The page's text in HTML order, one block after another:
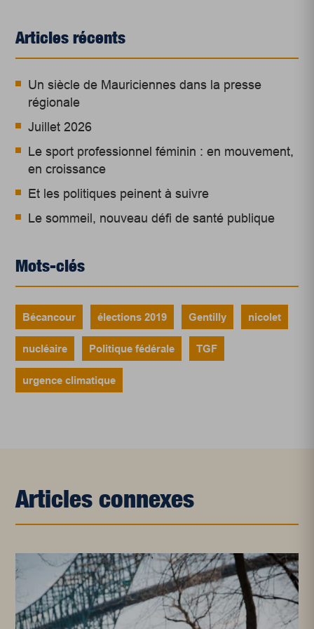
Articles récents
Un siècle de Mauriciennes dans la presse
régionale
Juillet 2026
Le sport professionnel féminin : en mouvement,
en croissance
Et les politiques peinent à suivre
Le sommeil, nouveau défi de santé publique
Mots-clés
Bécancour élections 2019 Gentilly nicolet
nucléaire Politique fédérale TGF
urgence climatique
Articles connexes